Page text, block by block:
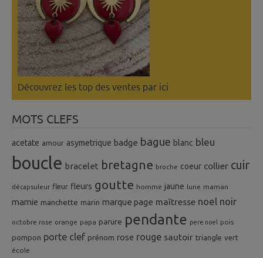
Découvrez les top des ventes par ici
MOTS CLEFS
acetate amour asymetrique badge bague blanc bleu
boucle bracelet bretagne broche coeur collier cuir
décapsuleur fleur fleurs goutte homme jaune lune maman
mamie manchette marin marque page maîtresse noel noir
octobre rose orange papa parure pendante pere noel pois
pompon porte clef prénom rose rouge sautoir triangle vert
école